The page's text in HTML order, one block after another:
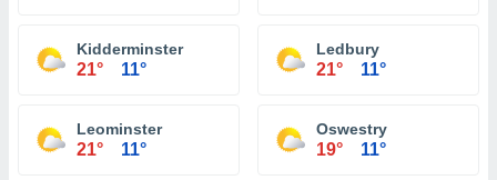
Kidderminster
21° 11°
Ledbury
21° 11°
Leominster
21° 11°
Oswestry
19° 11°